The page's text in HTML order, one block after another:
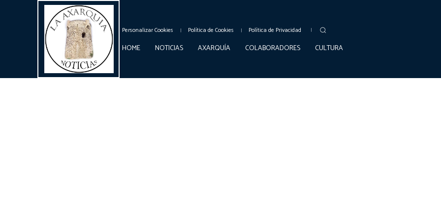
Personalizar Cookies Política de Cookies Política de Privacidad
HOME NOTICIAS AXARQUÍA COLABORADORES CULTURA